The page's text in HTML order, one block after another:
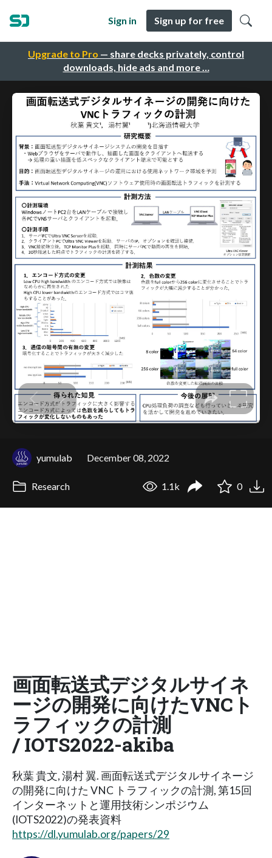
Upgrade to Pro — share decks privately, control
downloads, hide ads and more …
Sign in Sign up for free
yumulab December 08, 2022
Research 1.1k 0
画面転送式デジタルサイネ
ージの開発に向けたVNCト
ラフィックの計測
/ IOTS2022-akiba
秋葉 貴文, 湯村 翼. 画面転送式デジタルサイネージ
の開発に向けた VNC トラフィックの計測, 第15回
インターネットと運用技術シンポジウム
(IOTS2022)の発表資料
https://dl.yumulab.org/papers/29